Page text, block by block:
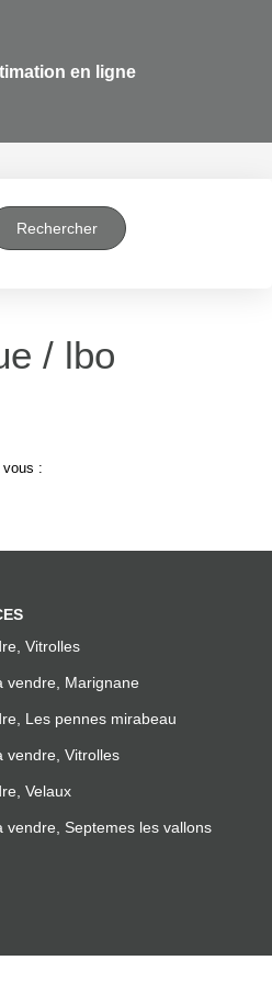
en ligne
/ lbo
vous :
Vitrolles
vendre, Marignane
Les pennes mirabeau
vendre, Vitrolles
Velaux
vendre, Septemes les vallons